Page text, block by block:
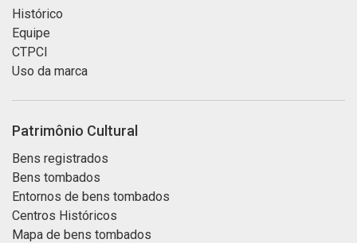
Histórico
Equipe
CTPCI
Uso da marca
Patrimônio Cultural
Bens registrados
Bens tombados
Entornos de bens tombados
Centros Históricos
Mapa de bens tombados